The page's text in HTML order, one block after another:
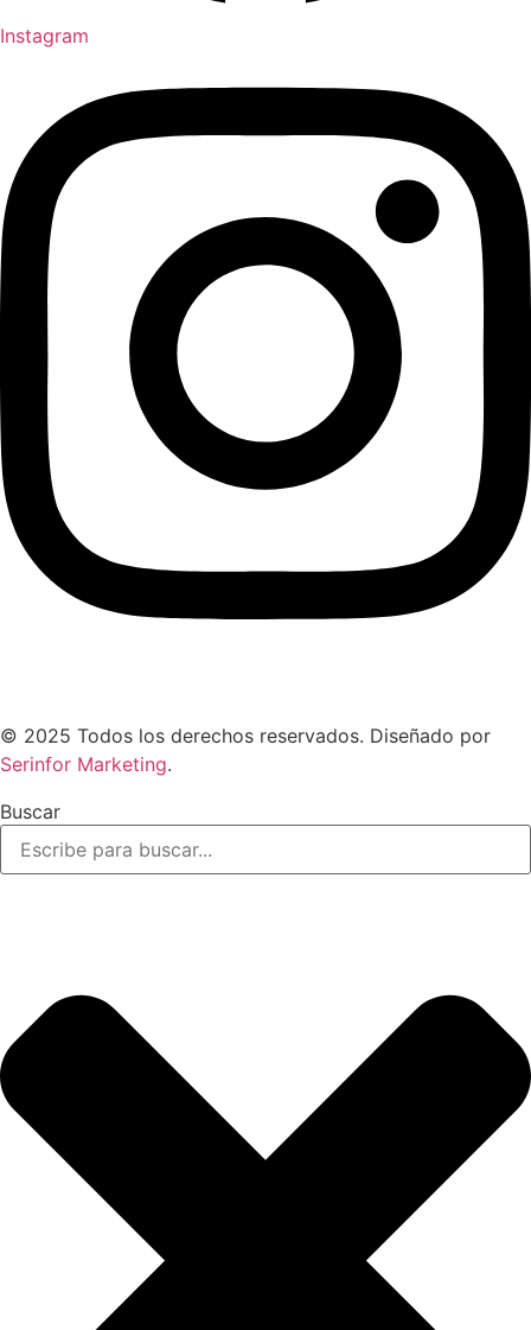
Instagram
© 2025 Todos los derechos reservados. Diseñado por
Serinfor Marketing.
Buscar